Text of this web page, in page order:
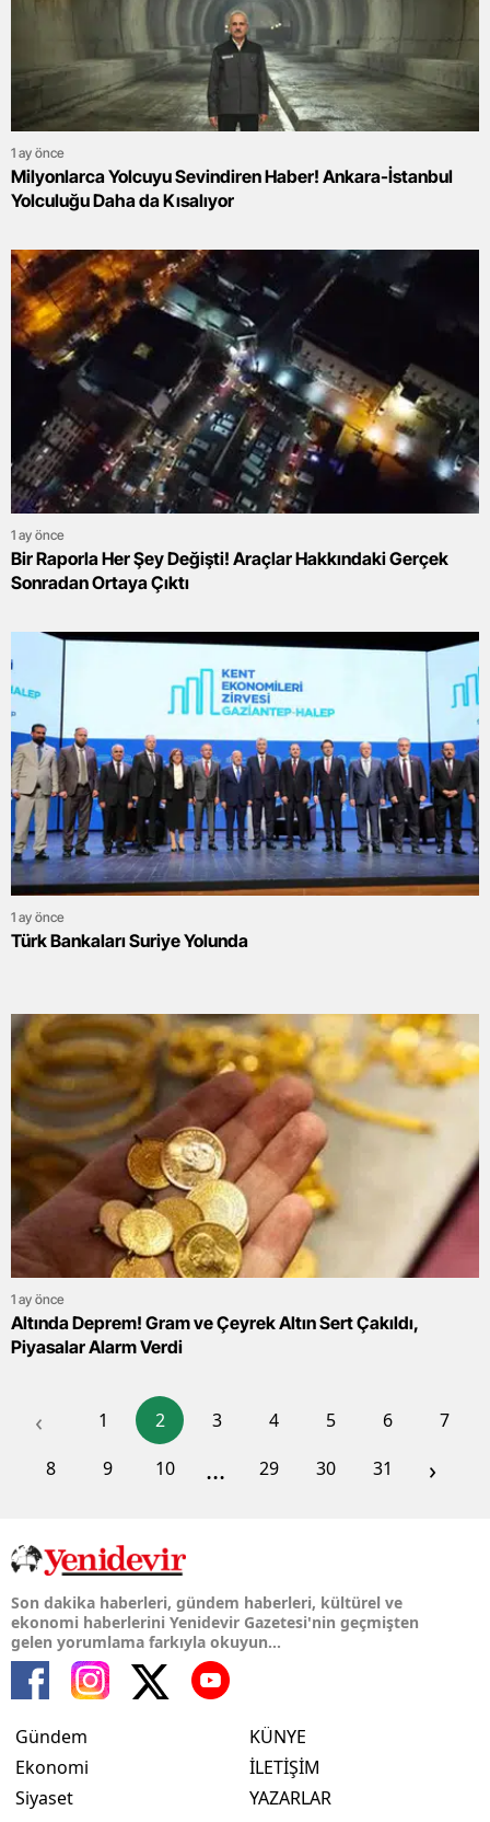
1 ay önce
Milyonlarca Yolcuyu Sevindiren Haber! Ankara-İstanbul
Yolculuğu Daha da Kısalıyor
1 ay önce
Bir Raporla Her Şey Değişti! Araçlar Hakkındaki Gerçek
Sonradan Ortaya Çıktı
1 ay önce
Türk Bankaları Suriye Yolunda
1 ay önce
Altında Deprem! Gram ve Çeyrek Altın Sert Çakıldı,
Piyasalar Alarm Verdi
‹ 1 2 3 4 5 6
7
8
9 10 ... 29 30 31 ›
Son dakika haberleri, gündem haberleri, kültürel ve
ekonomi haberlerini Yenidevir Gazetesi'nin geçmişten
gelen yorumlama farkıyla okuyun...
Gündem
Ekonomi
Siyaset
KÜNYE
İLETİŞİM
YAZARLAR